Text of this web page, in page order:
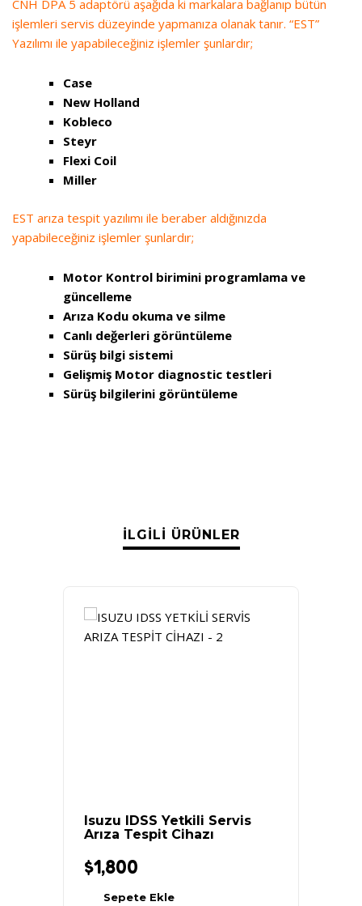
CNH DPA 5 adaptörü aşağıda ki markalara bağlanıp bütün
işlemleri servis düzeyinde yapmanıza olanak tanır. “EST”
Yazılımı ile yapabileceğiniz işlemler şunlardır;
Case
New Holland
Kobleco
Steyr
Flexi Coil
Miller
EST arıza tespit yazılımı ile beraber aldığınızda
yapabileceğiniz işlemler şunlardır;
Motor Kontrol birimini programlama ve
güncelleme
Arıza Kodu okuma ve silme
Canlı değerleri görüntüleme
Sürüş bilgi sistemi
Gelişmiş Motor diagnostic testleri
Sürüş bilgilerini görüntüleme
İLGILI ÜRÜNLER
Isuzu IDSS Yetkili Servis
Arıza Tespit Cihazı
$1,800
Sepete Ekle